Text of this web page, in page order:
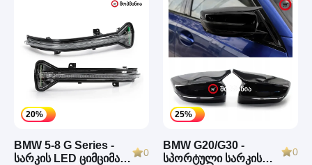
20%
BMW 5-8 G Series -
სარკის LED ციმციმა
0
25%
BMW G20/G30 -
სპორტული სარკის
0